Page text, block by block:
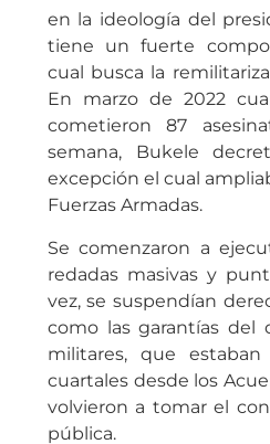
en la ideología del
tiene un fuerte
cual busca la
En marzo de 2022
cometieron 87
semana, Bukele
excepción el cual
Fuerzas Armadas.
Se comenzaron a
redadas masivas y
vez, se suspendían
como las garantías del
militares, que
cuartales desde los
volvieron a tomar el
pública.